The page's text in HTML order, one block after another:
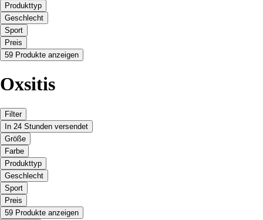
Produkttyp
Geschlecht
Sport
Preis
59 Produkte anzeigen
Oxsitis
Filter
In 24 Stunden versendet
Größe
Farbe
Produkttyp
Geschlecht
Sport
Preis
59 Produkte anzeigen